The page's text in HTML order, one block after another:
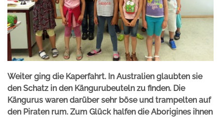
Weiter ging die Kaperfahrt. In Australien glaubten sie
den Schatz in den Kängurubeuteln zu finden. Die
Kängurus waren darüber sehr böse und trampelten auf
den Piraten rum. Zum Glück halfen die Aborigines ihnen